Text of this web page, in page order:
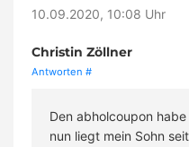
10.09.2020, 10:08 Uhr
Christin Zöllner
Antworten #
Den abholcoupon
nun liegt mein Sohn